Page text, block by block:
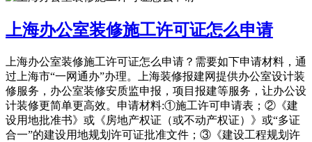
上海办公室装修施工许可证怎么申请
上海办公室装修施工许可证怎么申请？需要如下申请材料，通
过上海市“一网通办”办理。上海装修报建网提供办公室设计装
修服务，办公室装修安质监申报，项目报建等服务，让办公设
计装修更简单更高效。申请材料:①施工许可申请表；②《建
设用地批准书》或《房地产权证（或不动产权证）》或“多证
合一”的建设用地规划许可证批准文件；③《建设工程规划许